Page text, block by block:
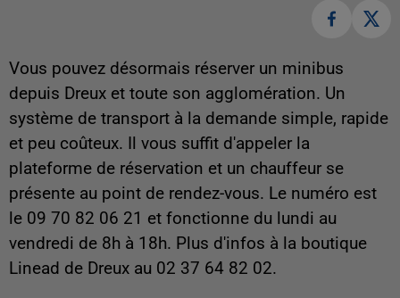
Vous pouvez désormais réserver un minibus
depuis Dreux et toute son agglomération. Un
système de transport à la demande simple, rapide
et peu coûteux. Il vous suffit d'appeler la
plateforme de réservation et un chauffeur se
présente au point de rendez-vous. Le numéro est
le 09 70 82 06 21 et fonctionne du lundi au
vendredi de 8h à 18h. Plus d'infos à la boutique
Linead de Dreux au 02 37 64 82 02.